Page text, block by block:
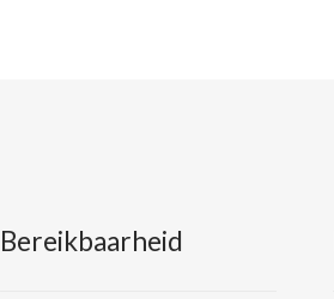
Bereikbaarheid